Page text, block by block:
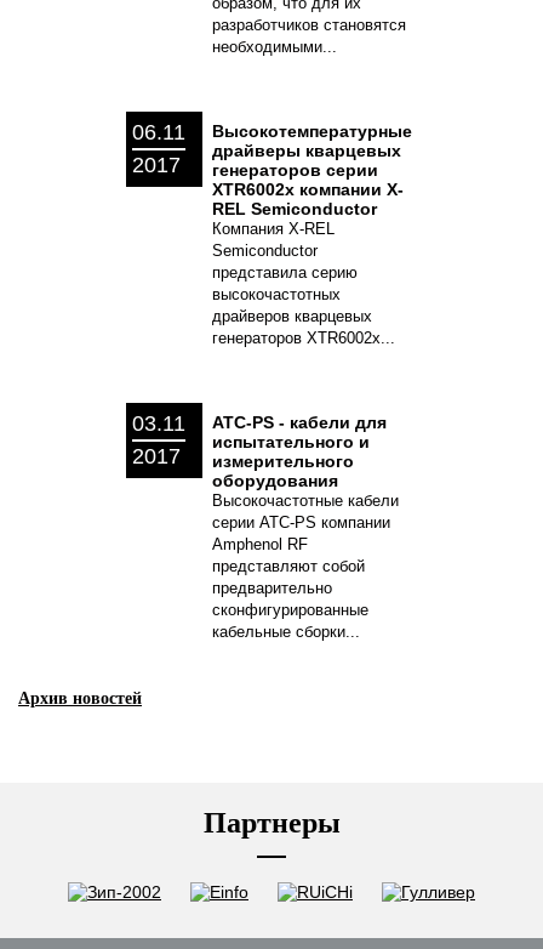
разработчиков становятся
необходимыми...
06.11
2017
Высокотемпературные
драйверы кварцевых
генераторов серии
XTR6002x компании X-
REL Semiconductor
Компания X-REL
Semiconductor
представила серию
высокочастотных
драйверов кварцевых
генераторов XTR6002x...
03.11
2017
ATC-PS - кабели для
испытательного и
измерительного
оборудования
Высокочастотные кабели
серии ATC-PS компании
Amphenol RF
представляют собой
предварительно
сконфигурированные
кабельные сборки...
Архив новостей
Партнеры